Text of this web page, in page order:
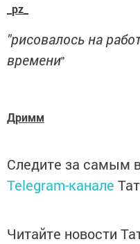
_pz_
"рисовалось на
времени"
Дримм
Следите за самым
Telegram-канале
Читайте новости